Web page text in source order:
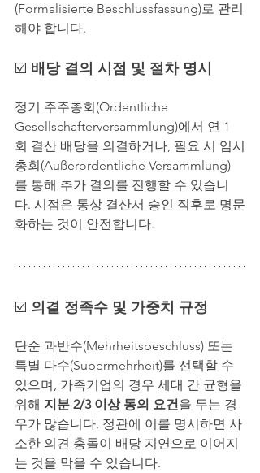
(Formalisierte Beschlussfassung)로 관리
해야 합니다.
☑️ 배당 결의 시점 및 절차 명시
정기 주주총회(Ordentliche
Gesellschafterversammlung)에서 연 1
회 결산 배당을 의결하거나, 필요 시 임시
총회(Außerordentliche Versammlung)
를 통해 추가 결의를 진행할 수 있습니
다. 시점은 통상 결산서 승인 직후로 명문
화하는 것이 안전합니다.
☑️ 의결 정족수 및 가중치 규정
단순 과반수(Mehrheitsbeschluss) 또는
특별 다수(Supermehrheit)를 선택할 수
있으며, 가족기업의 경우 세대 간 균형을
위해 지분 2/3 이상 동의 요건을 두는 경
우가 많습니다. 정관에 이를 명시하면 사
소한 의견 충돌이 배당 지연으로 이어지
는 것을 막을 수 있습니다.